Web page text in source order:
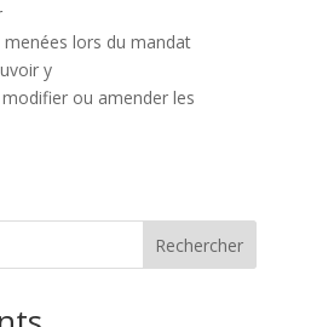
menées lors du mandat
y
ou amender les
Rechercher